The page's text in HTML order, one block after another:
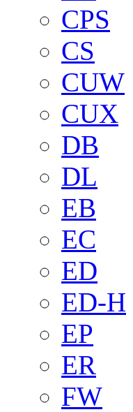
CPS
CS
CUW
CUX
DB
DL
EB
EC
ED
ED-H
EP
ER
FW